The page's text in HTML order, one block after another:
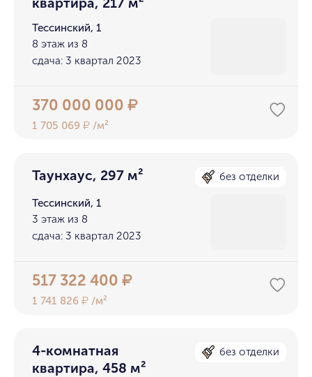
Тессинский, 1
8 этаж из 8
сдача: 3 квартал 2023
370 000 000₽
1 705 069₽ /м²
Таунхаус, 297 м² без отделки
Тессинский, 1
3 этаж из 8
сдача: 3 квартал 2023
517 322 400₽
1 741 826₽ /м²
4-комнатная
квартира, 458 м²
без отделки